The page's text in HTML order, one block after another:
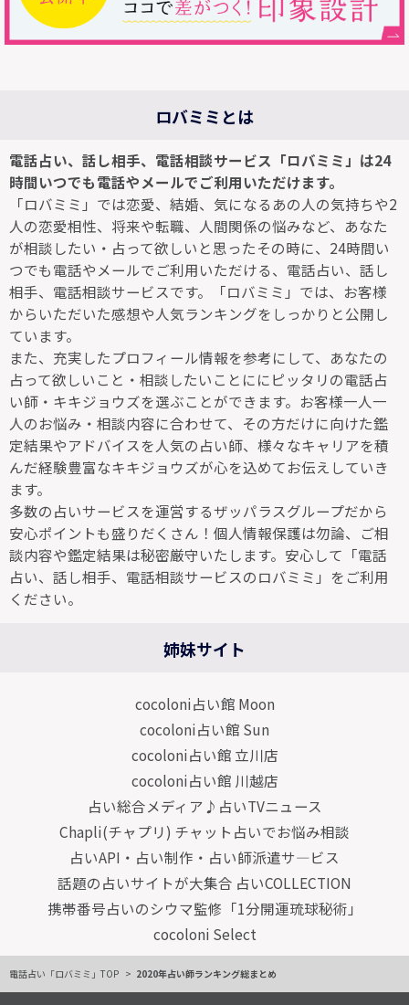
ロバミミとは
電話占い、話し相手、電話相談サービス「ロバミミ」は24
時間いつでも電話やメールでご利用いただけます。
「ロバミミ」では恋愛、結婚、気になるあの人の気持ちや2
人の恋愛相性、将来や転職、人間関係の悩みなど、あなた
が相談したい・占って欲しいと思ったその時に、24時間い
つでも電話やメールでご利用いただける、電話占い、話し
相手、電話相談サービスです。「ロバミミ」では、お客様
からいただいた感想や人気ランキングをしっかりと公開し
ています。
また、充実したプロフィール情報を参考にして、あなたの
占って欲しいこと・相談したいことににピッタリの電話占
い師・キキジョウズを選ぶことができます。お客様一人一
人のお悩み・相談内容に合わせて、その方だけに向けた鑑
定結果やアドバイスを人気の占い師、様々なキャリアを積
んだ経験豊富なキキジョウズが心を込めてお伝えしていき
ます。
多数の占いサービスを運営するザッパラスグループだから
安心ポイントも盛りだくさん！個人情報保護は勿論、ご相
談内容や鑑定結果は秘密厳守いたします。安心して「電話
占い、話し相手、電話相談サービスのロバミミ」をご利用
ください。
姉妹サイト
cocoloni占い館 Moon
cocoloni占い館 Sun
cocoloni占い館 立川店
cocoloni占い館 川越店
占い総合メディア♪占いTVニュース
Chapli(チャプリ) チャット占いでお悩み相談
占いAPI・占い制作・占い師派遣サ―ビス
話題の占いサイトが大集合 占いCOLLECTION
携帯番号占いのシウマ監修「1分開運琉球秘術」
cocoloni Select
電話占い「ロバミミ」TOP 2020年占い師ランキング総まとめ